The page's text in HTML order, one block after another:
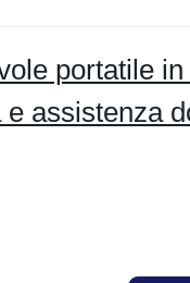
portatile
assistenza